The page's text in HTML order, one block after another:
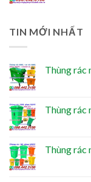
TIN MỚI NHẤT
Thùng rác
Thùng rác
Thùng rác